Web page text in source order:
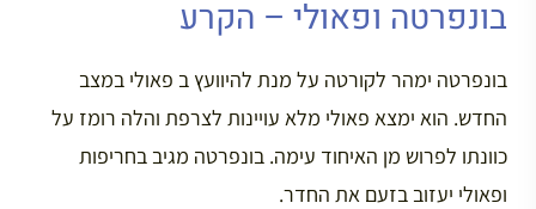
בונפרטה ופאולי – הקרע
בונפרטה ימהר לקורטה על מנת להיוועץ ב פאולי במצב
החדש. הוא ימצא פאולי מלא עויינות לצרפת והלה רומז על
כוונתו לפרוש מן האיחוד עימה. בונפרטה מגיב בחריפות
ופאולי יעזוב בזעם את החדר.